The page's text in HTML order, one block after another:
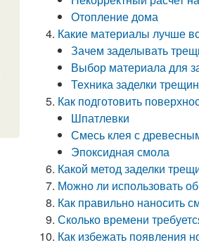
Отопление дома
Какие материалы лучше
Зачем заделывать
Выбор материала для
Техника заделки
Как подготовить
Шпатлевки
Смесь клея с
Эпоксидная смола
Какой метод заделки
Можно ли использовать
Как правильно наносить
Сколько времени
Как избежать появления